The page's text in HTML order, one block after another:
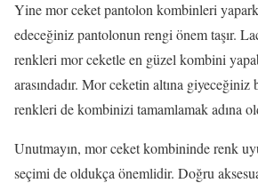
Yine mor ceket pantolon kombinleri
edeceğiniz pantolonun rengi önem taşır.
renkleri mor ceketle en güzel kombini
arasındadır. Mor ceketin altına
renkleri de kombinizi tamamlamak adına
Unutmayın, mor ceket kombininde renk
seçimi de oldukça önemlidir. Doğru